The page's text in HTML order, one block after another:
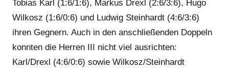
Tobias Karl (1:6/1:6), Markus Drexl (2:6/3:6), Hugo
Wilkosz (1:6/0:6) und Ludwig Steinhardt (4:6/3:6)
ihren Gegnern. Auch in den anschließenden Doppeln
konnten die Herren III nicht viel ausrichten:
Karl/Drexl (4:6/0:6) sowie Wilkosz/Steinhardt